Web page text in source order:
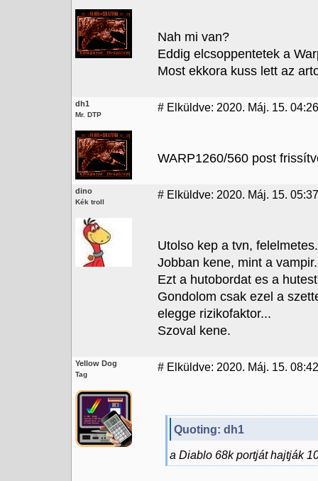
Nah mi van?
Eddig elcsoppentetek a
Most ekkora kuss lett az
dh1
Mr. DTP
# Elküldve: 2020. Máj. 15. 04:26
WARP1260/560 post
dino
Kék troll
# Elküldve: 2020. Máj. 15. 05:37
Utolso kep a tvn,
Jobban kene, mint a vampir.
Ezt a hutobordat es a
Gondolom csak ezel a
elegge rizikofaktor...
Szoval kene.
Yellow Dog
Tag
# Elküldve: 2020. Máj. 15. 08:42
Quoting: dh1
a Diablo 68k portját hajtják